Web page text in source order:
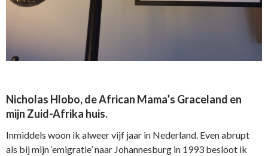
Nicholas Hlobo, de African Mama’s Graceland en
mijn Zuid-Afrika huis.
Inmiddels woon ik alweer vijf jaar in Nederland. Even abrupt
als bij mijn ‘emigratie’ naar Johannesburg in 1993 besloot ik